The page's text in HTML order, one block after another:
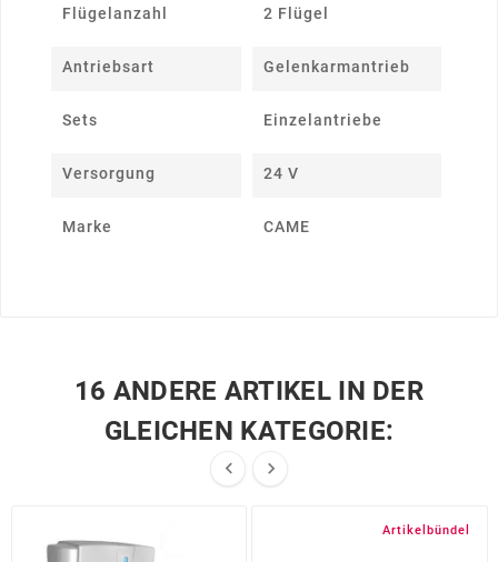
Flügelanzahl 2 Flügel
Antriebsart Gelenkarmantrieb
Sets Einzelantriebe
Versorgung 24 V
Marke CAME
16 ANDERE ARTIKEL IN DER
GLEICHEN KATEGORIE:
 
Artikelbündel